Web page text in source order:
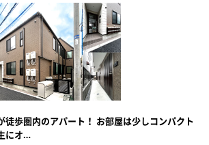
徒歩圏内のアパート！ お部屋は少しコンパクト
にオ…